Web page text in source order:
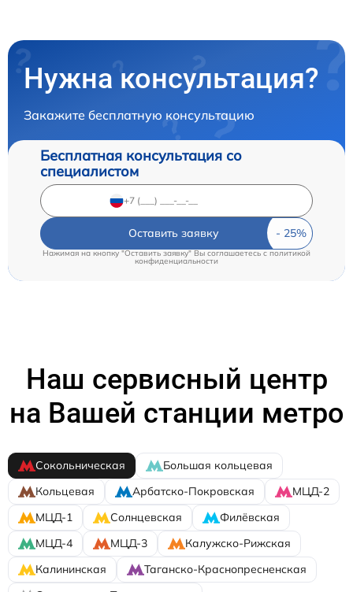
Нужна консультация?
Закажите бесплатную консультацию
Бесплатная консультация со
специалистом
Оставить заявку
Нажимая на кнопку "Оставить заявку" Вы соглашаетесь cполитикой
конфиденциальности
Наш сервисный центр
на Вашей станции метро
Сокольническая
Большая кольцевая
Кольцевая
Арбатско-Покровская
МЦД-2
МЦД-1
Солнцевская
Филёвская
МЦД-4
МЦД-3
Калужско-Рижская
Калининская
Таганско-Краснопресненская